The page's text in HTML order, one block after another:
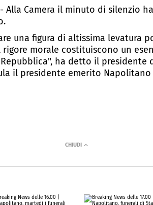
- Alla Camera il minuto di silenzio
una figura di altissima levatura
morale costituiscono un
ha detto il presidente
il presidente emerito